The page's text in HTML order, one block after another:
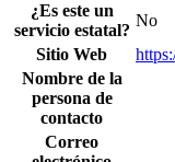
¿Es este un
servicio estatal?
No
Sitio Web
Nombre de la
persona de
contacto
Correo